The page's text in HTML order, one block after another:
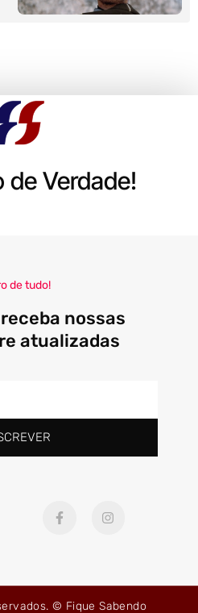
de Verdade!
de tudo!
nossas
atualizadas
a
o
-
n
r
m
© Fique Sabendo